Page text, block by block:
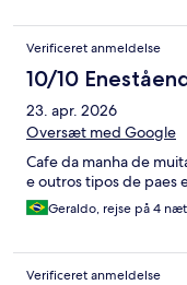
Verificeret anmeldelse
10/10
23. apr. 2026
Oversæt med Google
Cafe da manha de
e outros tipos de paes
Geraldo, rejse på 4
Verificeret anmeldelse